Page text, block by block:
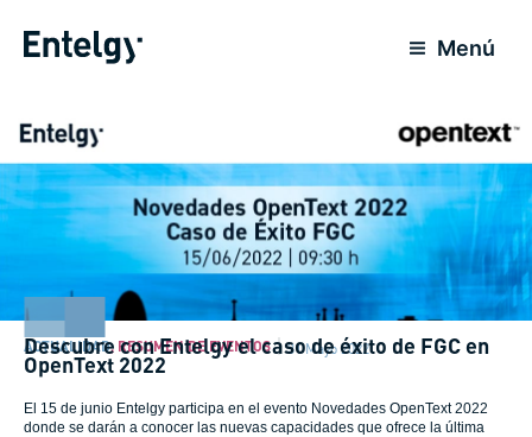
Menú
ACTUALIDAD, RESUMEN DE EVENTOS 31 Mayo 2022
Descubre con Entelgy el caso de éxito de FGC en
OpenText 2022
El 15 de junio Entelgy participa en el evento Novedades OpenText 2022
donde se darán a conocer las nuevas capacidades que ofrece la última